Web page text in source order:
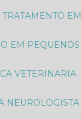
TRATAMENTO
EM
VETERINARIA
NEUROLOGISTA